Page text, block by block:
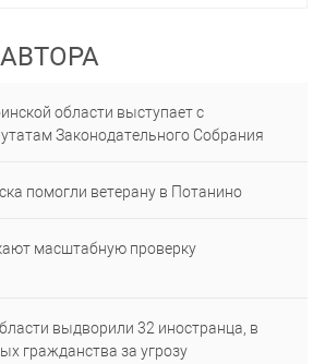
области выступает с
Законодательного Собрания
помогли ветерану в Потанино
масштабную проверку
выдворили 32 иностранца, в
гражданства за угрозу